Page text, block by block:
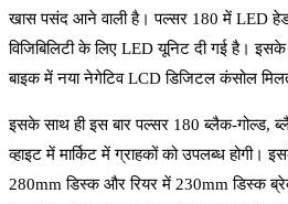
खास पसंद आने वाली है। पल्सर 180 में LED
विजिबिलिटी के लिए LED यूनिट दी गई है।
बाइक में नया नेगेटिव LCD डिजिटल कंसोल
इसके साथ ही इस बार पल्सर 180 ब्लैक-गोल्ड,
व्हाइट में मार्किट में ग्राहकों को उपलब्ध
280mm डिस्क और रियर में 230mm डिस्क